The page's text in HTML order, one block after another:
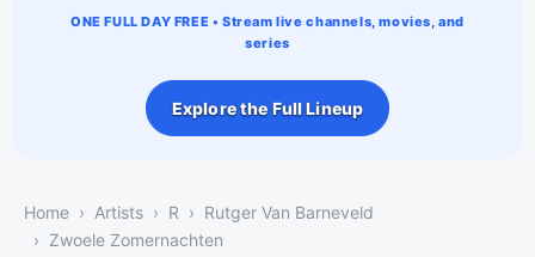
ONE FULL DAY FREE • Stream live channels, movies, and
series
Explore the Full Lineup
Home Artists R
Rutger Van Barneveld
Zwoele Zomernachten